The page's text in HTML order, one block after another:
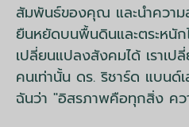
สัมพันธ์ของคุณ และนำความ
ยืนหยัดบนพื้นดินและตระหนักไ
เปลี่ยนแปลงสังคมได้ เราเ
คนเท่านั้น ดร. ริชาร์ด แบนด์
ฉันว่า "อิสรภาพคือทุกสิ่ง ค